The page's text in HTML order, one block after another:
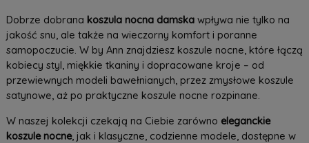
Dobrze dobrana koszula nocna damskawpływa nie tylko na
jakość snu, ale także na wieczorny komfort i poranne
samopoczucie. W by Ann znajdziesz koszule nocne, które łączą
kobiecy styl, miękkie tkaniny i dopracowane kroje – od
przewiewnych modeli bawełnianych, przez zmysłowe koszule
satynowe, aż po praktyczne koszule nocne rozpinane.
W naszej kolekcji czekają na Ciebie zarówno eleganckie
koszule nocne, jak i klasyczne, codzienne modele, dostępne w